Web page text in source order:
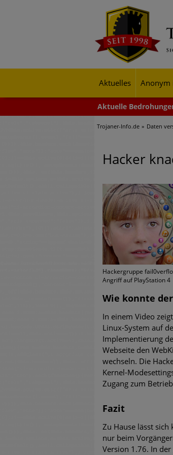
Aktuelles Anonym
Trojaner-Info.de Daten
Hacker
Hackergruppe
Angriff auf PlayStation 4
Wie konnte
In einem Video
Linux-System auf
Implementierung
Webseite den
wechseln. Die
Kernel-
Zugang zum
Fazit
Zu Hause lässt
nur beim
Version 1.76. In